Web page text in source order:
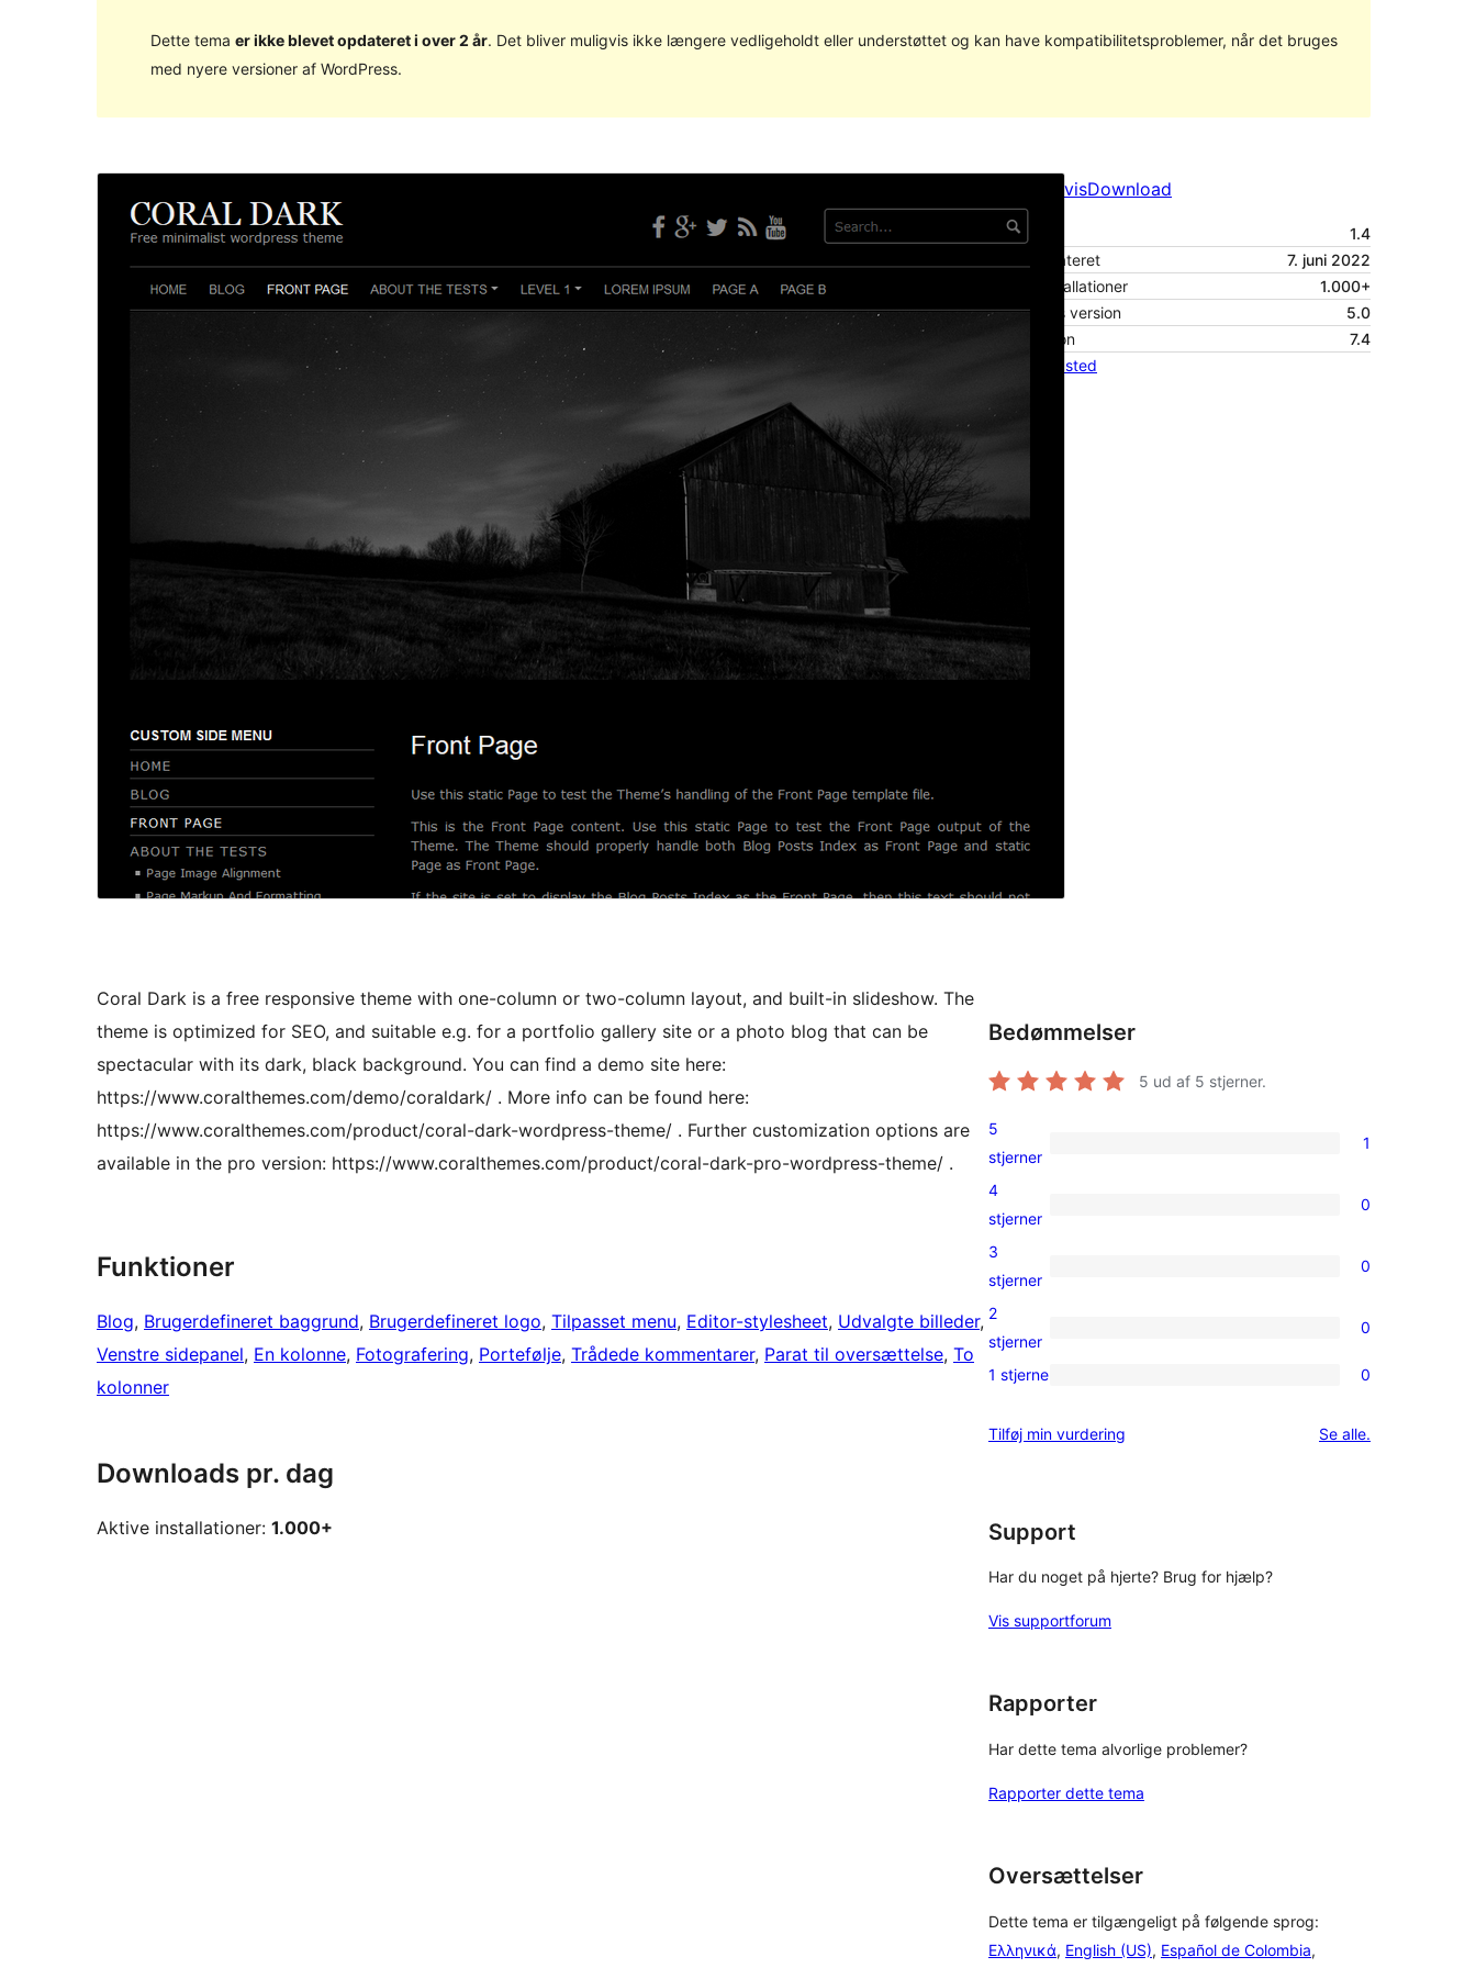
Dette tema er ikke blevet opdateret i over 2 år. Det bliver muligvis ikke længere vedligeholdt eller understøttet og kan have kompatibilitetsproblemer, når det bruges
med nyere versioner af WordPress.
ForhåndsvisDownload
Version
1.4
Sidst opdateret
7. juni 2022
Aktive installationer
1.000+
WordPress version
5.0
PHP version
7.4
Tema-websted
Coral Dark is a free responsive theme with one-column or two-column layout, and built-in slideshow. The
theme is optimized for SEO, and suitable e.g. for a portfolio gallery site or a photo blog that can be
spectacular with its dark, black background. You can find a demo site here:
https://www.coralthemes.com/demo/coraldark/ . More info can be found here:
https://www.coralthemes.com/product/coral-dark-wordpress-theme/ . Further customization options are
available in the pro version: https://www.coralthemes.com/product/coral-dark-pro-wordpress-theme/ .
Funktioner
Blog, Brugerdefineret baggrund, Brugerdefineret logo, Tilpasset menu, Editor-stylesheet, Udvalgte billeder
Venstre sidepanel, En kolonne, Fotografering, Portefølje, Trådede kommentarer, Parat til oversættelse, To
kolonner
Downloads pr. dag
Aktive installationer: 1.000+
Bedømmelser
5 ud af 5 stjerner.
1
5-
stjernet
5
stjerner
1
0
4-
stjernet
4
stjerner
0
0
3-
stjernet
3
stjerner
0
0
2-
anmeldelser
2
stjerner
0
0
stjernet
1 stjerne 0
Tilføj min vurdering Se alleanmeldelser
.
Support
Har du noget på hjerte? Brug for hjælp?
Vis supportforum
Rapporter
Har dette tema alvorlige problemer?
Rapporter dette tema
Oversættelser
Dette tema er tilgængeligt på følgende sprog:
Ελληνικά, English (US), Español de Colombia,